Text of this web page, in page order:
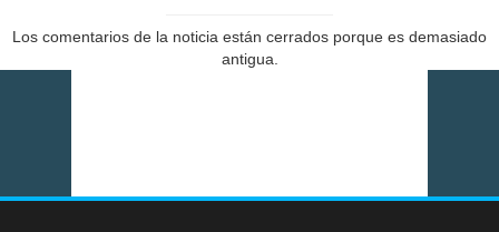
Los comentarios de la noticia están cerrados porque es demasiado
antigua.